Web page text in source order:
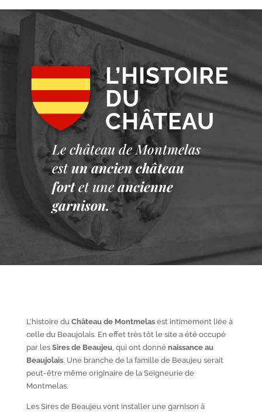
L’HISTOIRE
DU
CHÂTEAU
Le château de Montmelas
est un ancien château
fort et une ancienne
garnison.
L’histoire duChâteau de Montmelasest intimement liée à
celle du Beaujolais. En effet très tôt le site a été occupé
par les Sires de Beaujeu, qui ont donné naissance au
Beaujolais. Une branche de la famille de Beaujeu serait
peut-être même originaire de la Seigneurie de
Montmelas.
Les Sires de Beaujeu vont installer une garnison à